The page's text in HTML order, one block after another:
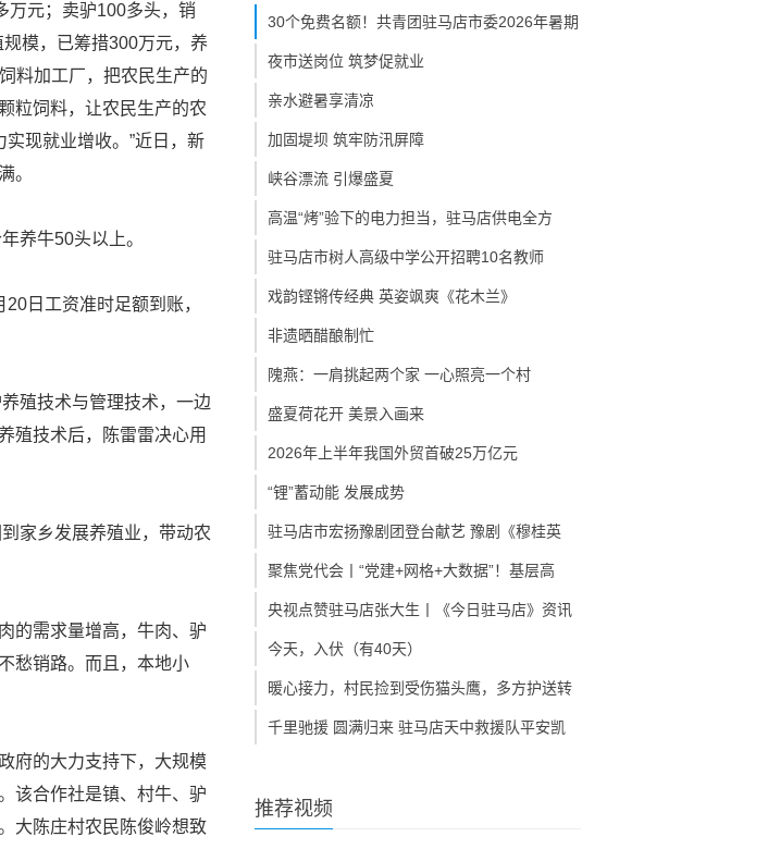
万元；卖驴100多头，销
模，已筹措300万元，养
料加工厂，把农民生产的
粒饲料，让农民生产的农
现就业增收。”近日，新
。
养牛50头以上。
日工资准时足额到账，
殖技术与管理技术，一边
殖技术后，陈雷雷决心用
家乡发展养殖业，带动农
的需求量增高，牛肉、驴
愁销路。而且，本地小
府的大力支持下，大规模
该合作社是镇、村牛、驴
大陈庄村农民陈俊岭想致
30个免费名额！共青团驻马店市委2026年暑期
夜市送岗位 筑梦促就业
亲水避暑享清凉
加固堤坝 筑牢防汛屏障
峡谷漂流 引爆盛夏
高温“烤”验下的电力担当，驻马店供电全方
驻马店市树人高级中学公开招聘10名教师
戏韵铿锵传经典 英姿飒爽《花木兰》
非遗晒醋酿制忙
隗燕：一肩挑起两个家 一心照亮一个村
盛夏荷花开 美景入画来
2026年上半年我国外贸首破25万亿元
“锂”蓄动能 发展成势
驻马店市宏扬豫剧团登台献艺 豫剧《穆桂英
聚焦党代会丨“党建+网格+大数据”！基层高
央视点赞驻马店张大生丨《今日驻马店》资讯
今天，入伏（有40天）
暖心接力，村民捡到受伤猫头鹰，多方护送转
千里驰援 圆满归来 驻马店天中救援队平安凯
推荐视频